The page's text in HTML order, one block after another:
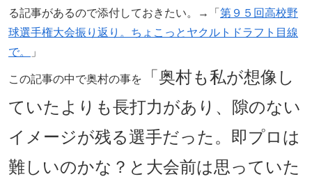
る記事があるので添付しておきたい。→「 第９５回高校野
球選手権大会振り返り。ちょこっとヤクルトドラフト目線
で。
」
この記事の中で奥村の事を
「奥村も私が想像し
ていたよりも長打力があり、隙のない
イメージが残る選手だった。即プロは
難しいのかな？と大会前は思っていた